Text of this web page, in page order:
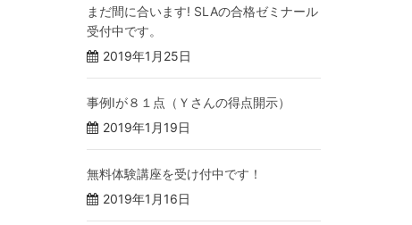
まだ間に合います! SLAの合格ゼミナール
受付中です。
2019年1月25日
事例Ⅰが８１点（Ｙさんの得点開示）
2019年1月19日
無料体験講座を受け付中です！
2019年1月16日